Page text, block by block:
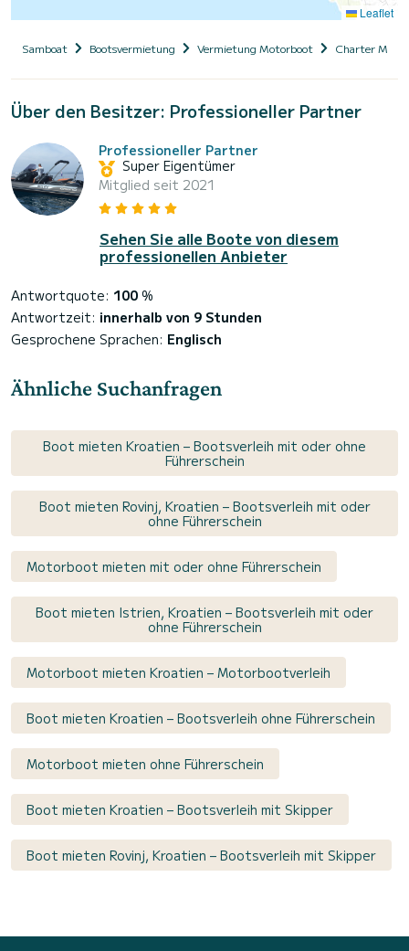
Leaflet
Samboat Bootsvermietung Vermietung Motorboot Charter
Über den Besitzer: Professioneller Partner
Professioneller Partner
Super Eigentümer
Mitglied seit 2021
Sehen Sie alle Boote von diesem
professionellen Anbieter
Antwortquote: 100 %
Antwortzeit: innerhalb von 9 Stunden
Gesprochene Sprachen: Englisch
Ähnliche Suchanfragen
Boot mieten Kroatien – Bootsverleih mit oder ohne
Führerschein
Boot mieten Rovinj, Kroatien – Bootsverleih mit oder
ohne Führerschein
Motorboot mieten mit oder ohne Führerschein
Boot mieten Istrien, Kroatien – Bootsverleih mit oder
ohne Führerschein
Motorboot mieten Kroatien – Motorbootverleih
Boot mieten Kroatien – Bootsverleih ohne Führerschein
Motorboot mieten ohne Führerschein
Boot mieten Kroatien – Bootsverleih mit Skipper
Boot mieten Rovinj, Kroatien – Bootsverleih mit Skipper